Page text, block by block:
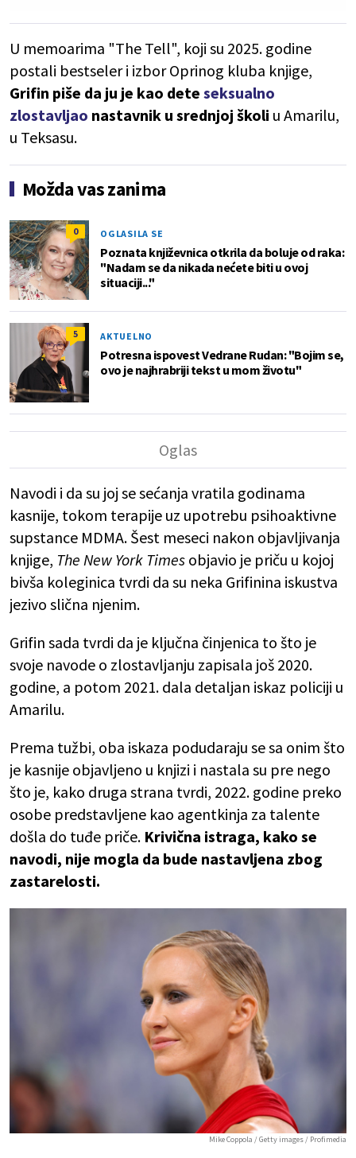
U memoarima "The Tell", koji su 2025. godine
postali bestseler i izbor Oprinog kluba knjige,
Grifin piše da ju je kao dete seksualno
zlostavljao nastavnik u srednjoj školi u Amarilu,
u Teksasu.
Možda vas zanima
0 OGLASILA SE
Poznata književnica otkrila da boluje od raka:
"Nadam se da nikada nećete biti u ovoj
situaciji..."
5 AKTUELNO
Potresna ispovest Vedrane Rudan: "Bojim se,
ovo je najhrabriji tekst u mom životu"
Navodi i da su joj se sećanja vratila godinama
kasnije, tokom terapije uz upotrebu psihoaktivne
supstance MDMA. Šest meseci nakon objavljivanja
knjige, The New York Times objavio je priču u kojoj
bivša koleginica tvrdi da su neka Grifinina iskustva
jezivo slična njenim.
Grifin sada tvrdi da je ključna činjenica to što je
svoje navode o zlostavljanju zapisala još 2020.
godine, a potom 2021. dala detaljan iskaz policiji u
Amarilu.
Prema tužbi, oba iskaza podudaraju se sa onim što
je kasnije objavljeno u knjizi i nastala su pre nego
što je, kako druga strana tvrdi, 2022. godine preko
osobe predstavljene kao agentkinja za talente
došla do tuđe priče. Krivična istraga, kako se
navodi, nije mogla da bude nastavljena zbog
zastarelosti.
Mike Coppola / Getty images / Profimedia